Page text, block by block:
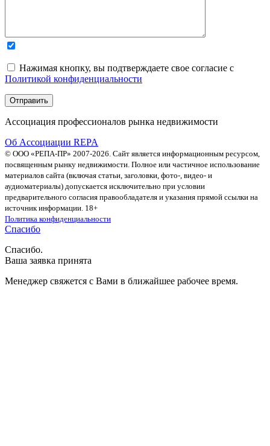
Нажимая кнопку, вы подтверждаете свое согласие с
Политикой конфиденциальности
Ассоциация профессионалов рынка недвижимости
Об Ассоциации REPA
© ООО «РЕПА-ПР» 2007-2026. Сайт является информационным ресурсом,
посвященным рынку недвижимости. Полное или частичное использование
материалов сайта (включая статьи, заголовки, фото-, видео- и
аудиоматериалы) допускается исключительно при условии
предварительного согласия правообладателя и указания прямой ссылки на
источник информации. 18+
Политика конфиденциальности
Спасибо
Спасибо.
Ваша заявка принята
Менеджер свяжется с Вами в ближайшее рабочее время.